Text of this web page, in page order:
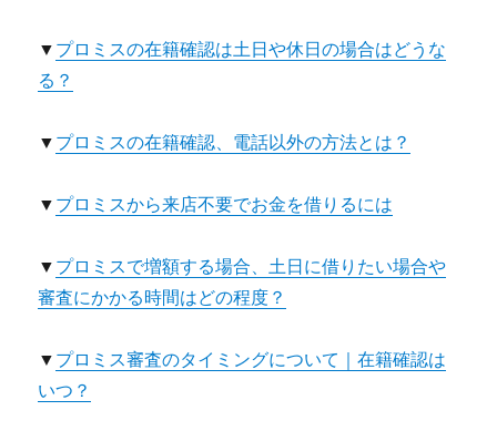
▼ プロミスの在籍確認は土日や休日の場合はどうな
る？
▼ プロミスの在籍確認、電話以外の方法とは？
▼ プロミスから来店不要でお金を借りるには
▼ プロミスで増額する場合、土日に借りたい場合や
審査にかかる時間はどの程度？
▼ プロミス審査のタイミングについて｜在籍確認は
いつ？